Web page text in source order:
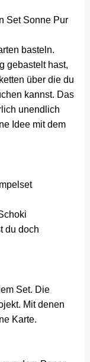
Set Sonne Pur
basteln.
gebastelt hast,
über die du
kannst. Das
unendlich
Idee mit dem
du doch
Set. Die
Mit denen
Karte.